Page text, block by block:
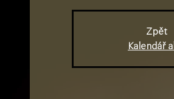
Zpět
Kalendář